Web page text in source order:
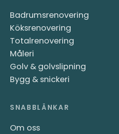
Badrumsrenovering
Köksrenovering
Totalrenovering
Måleri
Golv & golvslipning
Bygg & snickeri
SNABBLÄNKAR
Om oss